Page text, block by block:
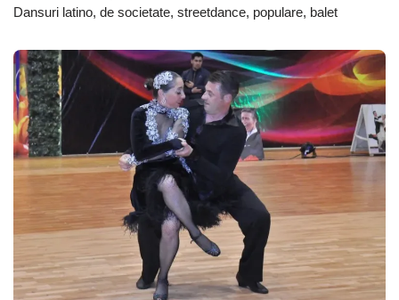
Dansuri latino, de societate, streetdance, populare, balet